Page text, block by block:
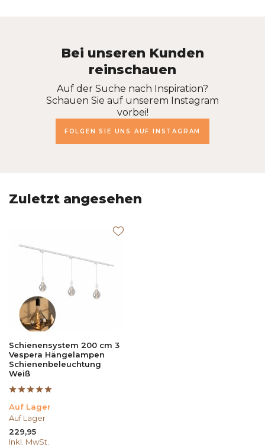
Bei unseren Kunden
reinschauen
Auf der Suche nach Inspiration?
Schauen Sie auf unserem Instagram
vorbei!
FOLGEN SIE UNS AUF INSTAGRAM
Zuletzt angesehen
Schienensystem 200 cm 3
Vespera Hängelampen
Schienenbeleuchtung
Weiß
Auf Lager
Auf Lager
229,95
Inkl. MwSt.